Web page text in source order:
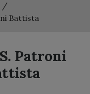
Battista
Patroni